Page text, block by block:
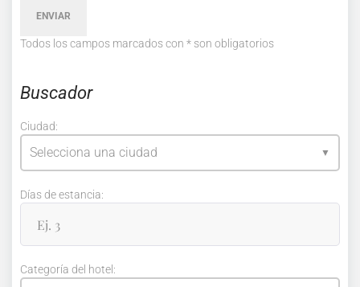
ENVIAR
Todos los campos marcados con * son obligatorios
Buscador
Ciudad:
Selecciona una ciudad
Días de estancia:
Categoría del hotel: